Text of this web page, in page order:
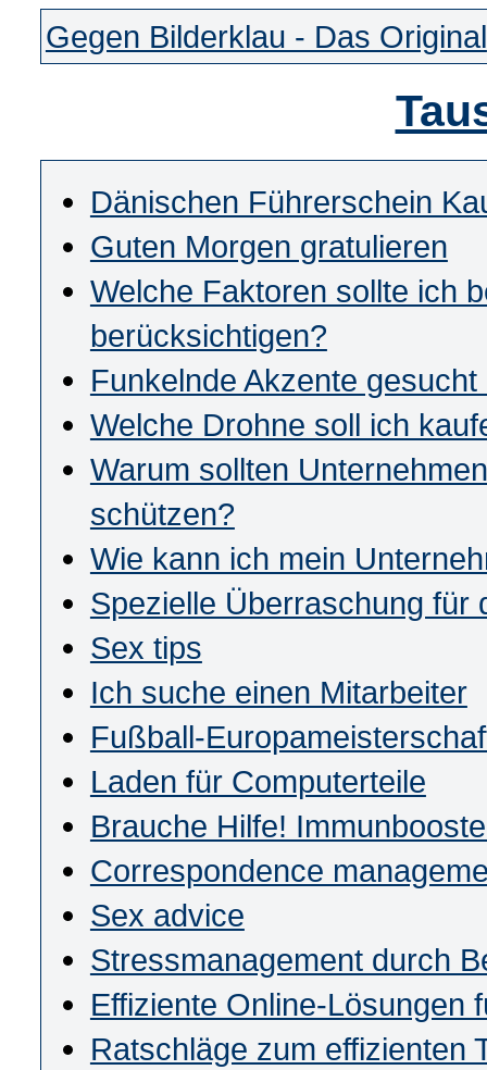
Gegen Bilderklau - Das Original
Dänischen Führerschein
Guten Morgen gratulieren
Welche Faktoren sollte ich
berücksichtigen?
Funkelnde Akzente
Welche Drohne soll ich
Warum sollten
schützen?
Wie kann ich mein
Spezielle Überraschung für
Sex tips
Ich suche einen Mitarbeiter
Fußball-
Laden für Computerteile
Brauche Hilfe!
Correspondence
Sex advice
Stressmanagement durch
Effiziente Online-Lösungen
Ratschläge zum effizienten